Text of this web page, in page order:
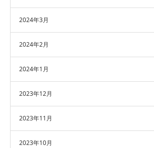
2024年3月
2024年2月
2024年1月
2023年12月
2023年11月
2023年10月